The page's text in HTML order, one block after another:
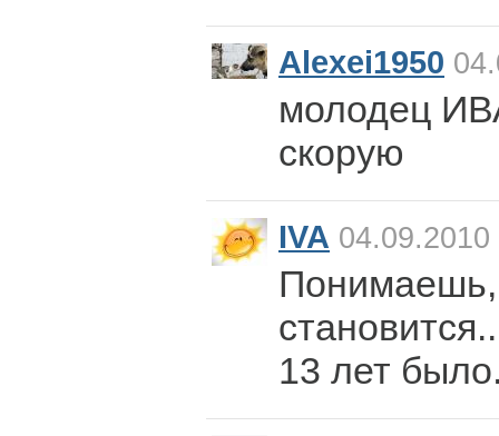
Alexei1950
молодец
скорую
IVA 04.09.2010
Понимаешь,
13 лет